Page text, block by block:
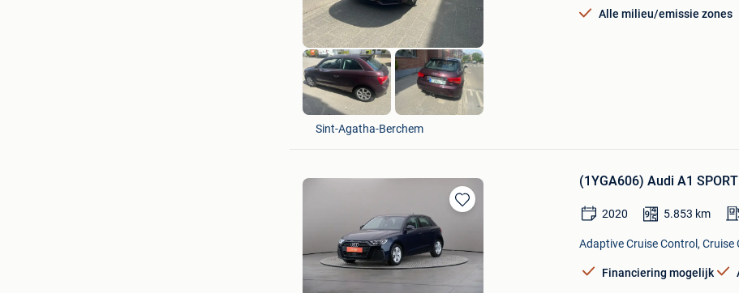
Alle milieu/emissie zones
Patrick
Sint-Agatha-Berchem
Bewaren
Favorieten
(1YGA606) Audi A1
2020 5.853 km
Adaptive Cruise Control,
Financiering mogelijk